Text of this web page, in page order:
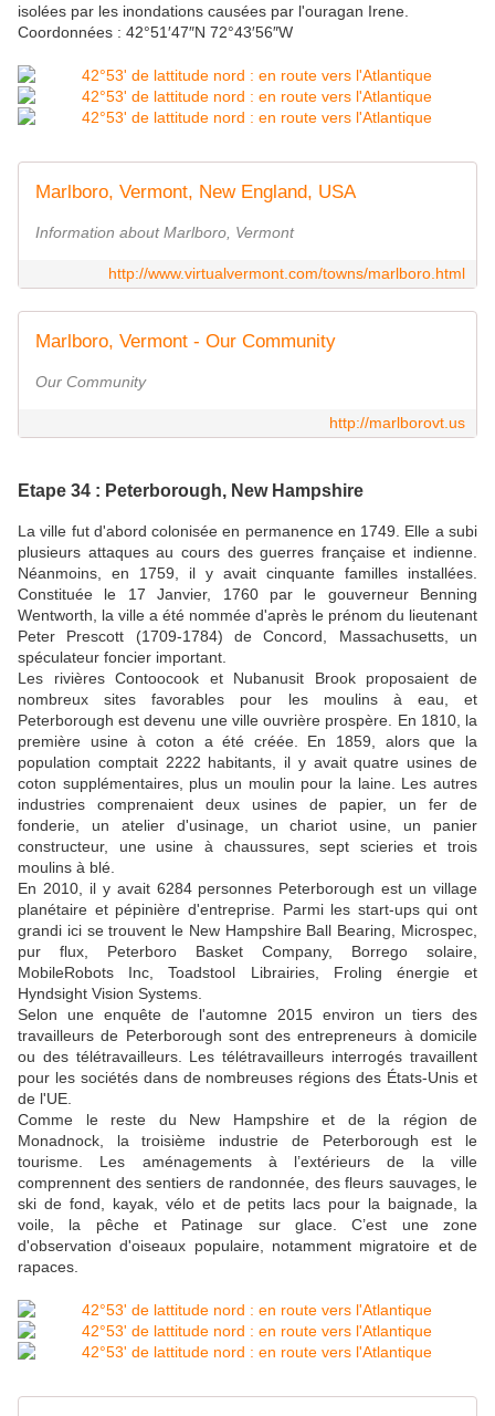
isolées par les inondations causées par l'ouragan Irene.
Coordonnées : 42°51′47″N 72°43′56″W
Marlboro, Vermont, New England, USA
Information about Marlboro, Vermont
http://www.virtualvermont.com/towns/marlboro.html
Marlboro, Vermont - Our Community
Our Community
http://marlborovt.us
Etape 34 : Peterborough, New Hampshire
La ville fut d'abord colonisée en permanence en 1749. Elle a subi
plusieurs attaques au cours des guerres française et indienne.
Néanmoins, en 1759, il y avait cinquante familles installées.
Constituée le 17 Janvier, 1760 par le gouverneur Benning
Wentworth, la ville a été nommée d'après le prénom du lieutenant
Peter Prescott (1709-1784) de Concord, Massachusetts, un
spéculateur foncier important.
Les rivières Contoocook et Nubanusit Brook proposaient de
nombreux sites favorables pour les moulins à eau, et
Peterborough est devenu une ville ouvrière prospère. En 1810, la
première usine à coton a été créée. En 1859, alors que la
population comptait 2222 habitants, il y avait quatre usines de
coton supplémentaires, plus un moulin pour la laine. Les autres
industries comprenaient deux usines de papier, un fer de
fonderie, un atelier d'usinage, un chariot usine, un panier
constructeur, une usine à chaussures, sept scieries et trois
moulins à blé.
En 2010, il y avait 6284 personnes Peterborough est un village
planétaire et pépinière d'entreprise. Parmi les start-ups qui ont
grandi ici se trouvent le New Hampshire Ball Bearing, Microspec,
pur flux, Peterboro Basket Company, Borrego solaire,
MobileRobots Inc, Toadstool Librairies, Froling énergie et
Hyndsight Vision Systems.
Selon une enquête de l'automne 2015 environ un tiers des
travailleurs de Peterborough sont des entrepreneurs à domicile
ou des télétravailleurs. Les télétravailleurs interrogés travaillent
pour les sociétés dans de nombreuses régions des États-Unis et
de l'UE.
Comme le reste du New Hampshire et de la région de
Monadnock, la troisième industrie de Peterborough est le
tourisme. Les aménagements à l’extérieurs de la ville
comprennent des sentiers de randonnée, des fleurs sauvages, le
ski de fond, kayak, vélo et de petits lacs pour la baignade, la
voile, la pêche et Patinage sur glace. C’est une zone
d'observation d'oiseaux populaire, notamment migratoire et de
rapaces.